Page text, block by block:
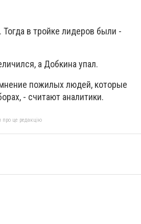
в тройке лидеров были -
а Добкина упал.
пожилых людей, которые
- считают аналитики.
про це редакцію